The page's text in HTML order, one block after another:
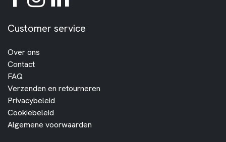
Customer service
Over ons
Contact
FAQ
Verzenden en retourneren
Privacybeleid
Cookiebeleid
Algemene voorwaarden